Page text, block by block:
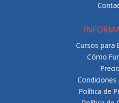
Cursos para
Cómo
Condiciones
Política de